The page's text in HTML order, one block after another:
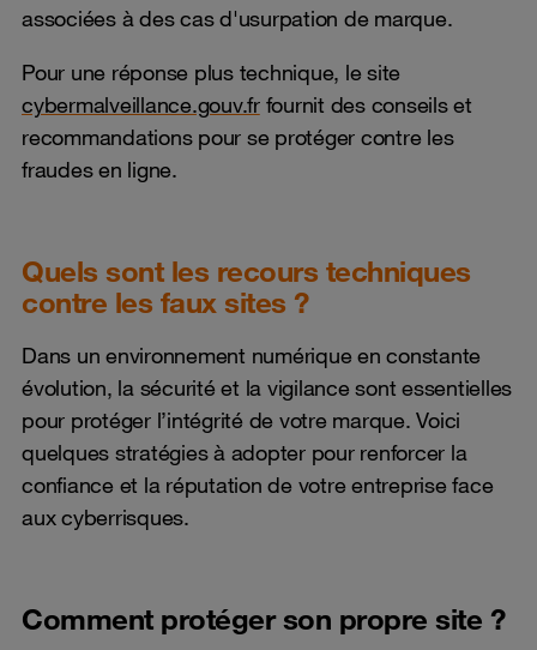
associées à des cas d'usurpation de marque.
Pour une réponse plus technique, le site
cybermalveillance.gouv.frfournit des conseils et
recommandations pour se protéger contre les
fraudes en ligne.
Quels sont les recours techniques
contre les faux sites ?
Dans un environnement numérique en constante
évolution, la sécurité et la vigilance sont essentielles
pour protéger l’intégrité de votre marque. Voici
quelques stratégies à adopter pour renforcer la
confiance et la réputation de votre entreprise face
aux cyberrisques.
Comment protéger son propre site ?